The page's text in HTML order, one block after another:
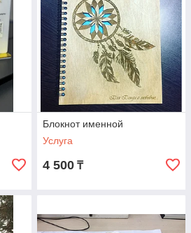
Блокнот именной
Услуга
4 500 ₸